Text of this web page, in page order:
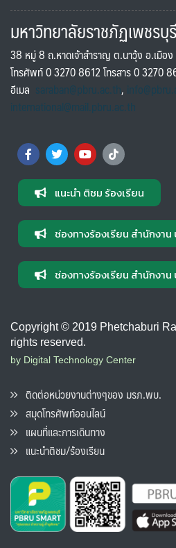
มหาวิทยาลัยราชภัฏเพชรบุรี
38 หมู่ 8 ถ.หาดเจ้าสำราญ ต.นาวุ้ง อ.เมือ
โทรศัพท์ 0 3270 8612 โทรสาร 0 3270
อีเมล saraban@pbru.ac.th,
international@mail.pbru.ac.th
แนะนำ ติชม ร้องเรียน
ช่องทางร้องเรียน สำนักงาน
ช่องทางร้องเรียน สำนักงาน
Copyright © 2019 Phetchaburi
rights reserved.
by Digital Technology Center
ติดต่อหน่วยงานต่างๆของ มรภ.พบ.
สมุดโทรศัพท์ออนไลน์
แผนที่และการเดินทาง
แนะนำติชม/ร้องเรียน